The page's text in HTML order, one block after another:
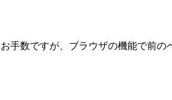
手数ですが、ブラウザの機能で前の